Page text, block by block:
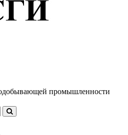
промышленности